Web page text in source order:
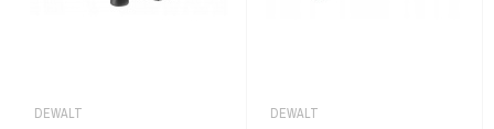
DEWALT DEWALT